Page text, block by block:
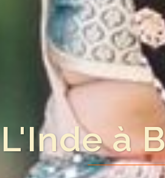
L'Inde à